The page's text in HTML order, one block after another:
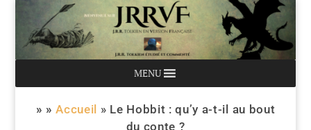
MENU
» » Accueil » Le Hobbit : qu’y a-t-il au bout
du conte ?